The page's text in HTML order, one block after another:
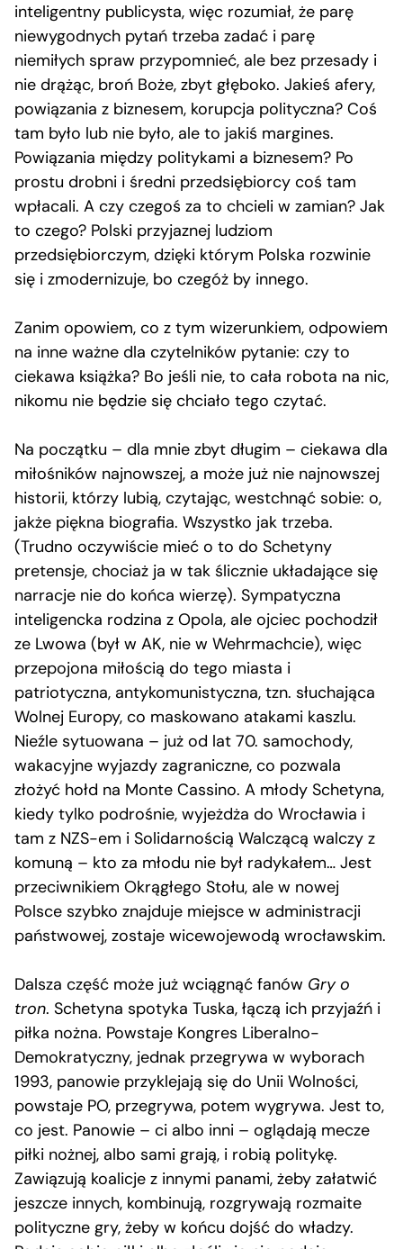
inteligentny publicysta, więc rozumiał, że parę
niewygodnych pytań trzeba zadać i parę
niemiłych spraw przypomnieć, ale bez przesady i
nie drążąc, broń Boże, zbyt głęboko. Jakieś afery,
powiązania z biznesem, korupcja polityczna? Coś
tam było lub nie było, ale to jakiś margines.
Powiązania między politykami a biznesem? Po
prostu drobni i średni przedsiębiorcy coś tam
wpłacali. A czy czegoś za to chcieli w zamian? Jak
to czego? Polski przyjaznej ludziom
przedsiębiorczym, dzięki którym Polska rozwinie
się i zmodernizuje, bo czegóż by innego.
Zanim opowiem, co z tym wizerunkiem, odpowiem
na inne ważne dla czytelników pytanie: czy to
ciekawa książka? Bo jeśli nie, to cała robota na nic,
nikomu nie będzie się chciało tego czytać.
Na początku – dla mnie zbyt długim – ciekawa dla
miłośników najnowszej, a może już nie najnowszej
historii, którzy lubią, czytając, westchnąć sobie: o,
jakże piękna biografia. Wszystko jak trzeba.
(Trudno oczywiście mieć o to do Schetyny
pretensje, chociaż ja w tak ślicznie układające się
narracje nie do końca wierzę). Sympatyczna
inteligencka rodzina z Opola, ale ojciec pochodził
ze Lwowa (był w AK, nie w Wehrmachcie), więc
przepojona miłością do tego miasta i
patriotyczna, antykomunistyczna, tzn. słuchająca
Wolnej Europy, co maskowano atakami kaszlu.
Nieźle sytuowana – już od lat 70. samochody,
wakacyjne wyjazdy zagraniczne, co pozwala
złożyć hołd na Monte Cassino. A młody Schetyna,
kiedy tylko podrośnie, wyjeżdża do Wrocławia i
tam z NZS-em i Solidarnością Walczącą walczy z
komuną – kto za młodu nie był radykałem… Jest
przeciwnikiem Okrągłego Stołu, ale w nowej
Polsce szybko znajduje miejsce w administracji
państwowej, zostaje wicewojewodą wrocławskim.
Dalsza część może już wciągnąć fanów Gry o
tron. Schetyna spotyka Tuska, łączą ich przyjaźń i
piłka nożna. Powstaje Kongres Liberalno-
Demokratyczny, jednak przegrywa w wyborach
1993, panowie przyklejają się do Unii Wolności,
powstaje PO, przegrywa, potem wygrywa. Jest to,
co jest. Panowie – ci albo inni – oglądają mecze
piłki nożnej, albo sami grają, i robią politykę.
Zawiązują koalicje z innymi panami, żeby załatwić
jeszcze innych, kombinują, rozgrywają rozmaite
polityczne gry, żeby w końcu dojść do władzy.